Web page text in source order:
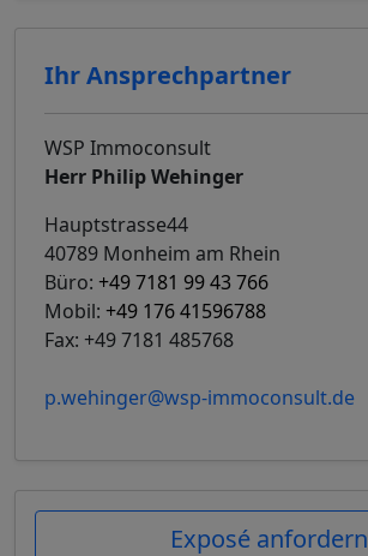
Ihr Ansprechpartner
WSP Immoconsult
Herr Philip Wehinger
Hauptstrasse44
40789 Monheim am Rhein
Büro: +49 7181 99 43 766
Mobil: +49 176 41596788
Fax: +49 7181 485768
p.wehinger@wsp-immoconsult.de
Exposé anfordern